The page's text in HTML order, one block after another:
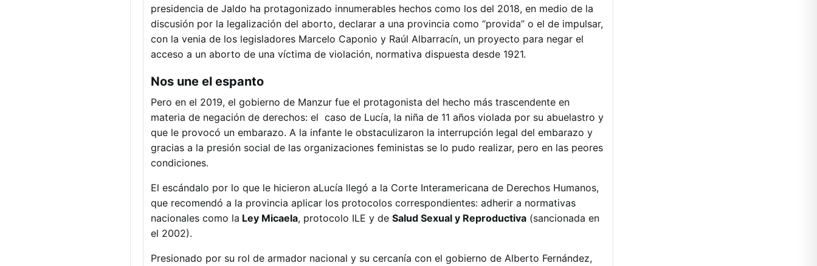
presidencia de Jaldo ha protagonizado innumerables hechos como los del 2018, en medio de la
discusión por la legalización del aborto, declarar a una provincia como “provida” o el de impulsar,
con la venia de los legisladores Marcelo Caponio y Raúl Albarracín, un proyecto para negar el
acceso a un aborto de una víctima de violación, normativa dispuesta desde 1921.
Nos une el espanto
Pero en el 2019, el gobierno de Manzur fue el protagonista del hecho más trascendente en
materia de negación de derechos: el caso de Lucía, la niña de 11 años violada por su abuelastro y
que le provocó un embarazo. A la infante le obstaculizaron la interrupción legal del embarazo y
gracias a la presión social de las organizaciones feministas se lo pudo realizar, pero en las peores
condiciones.
El escándalo por lo que le hicieron aLucía llegó a la Corte Interamericana de Derechos Humanos,
que recomendó a la provincia aplicar los protocolos correspondientes: adherir a normativas
nacionales como la Ley Micaela, protocolo ILE y de Salud Sexual y Reproductiva (sancionada en
el 2002).
Presionado por su rol de armador nacional y su cercanía con el gobierno de Alberto Fernández,